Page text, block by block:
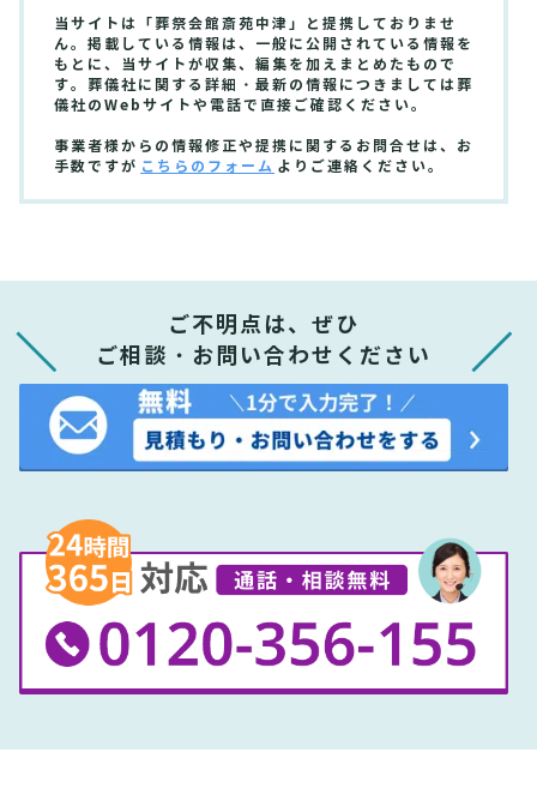
当サイトは「葬祭会館斎苑中津」と提携しておりませ
ん。掲載している情報は、一般に公開されている情報を
もとに、当サイトが収集、編集を加えまとめたもので
す。葬儀社に関する詳細・最新の情報につきましては葬
儀社のWebサイトや電話で直接ご確認ください。
事業者様からの情報修正や提携に関するお問合せは、お
手数ですが こちらのフォーム よりご連絡ください。
ご不明点は、ぜひ
ご相談・お問い合わせください